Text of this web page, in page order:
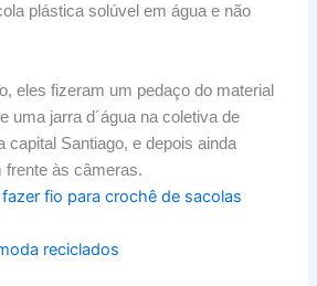
eles fizeram um pedaço do material
uma jarra d´água na coletiva de
capital Santiago, e depois ainda
frente às câmeras.
fio para crochê de sacolas
reciclados